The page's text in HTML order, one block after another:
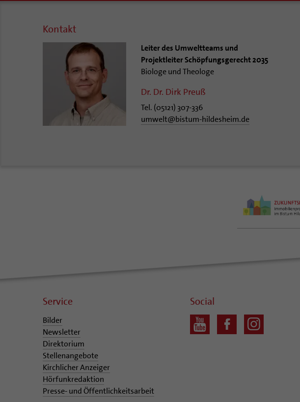
Kontakt
Leiter des Umweltteams und
Projektleiter Schöpfungsgerecht 2035
Biologe und Theologe
Dr. Dr. Dirk Preuß
Tel. (05121) 307-336
umwelt@bistum-hildesheim.de
Service
Bilder
Newsletter
Direktorium
Stellenangebote
Kirchlicher Anzeiger
Hörfunkredaktion
Presse- und Öffentlichkeitsarbeit
Social